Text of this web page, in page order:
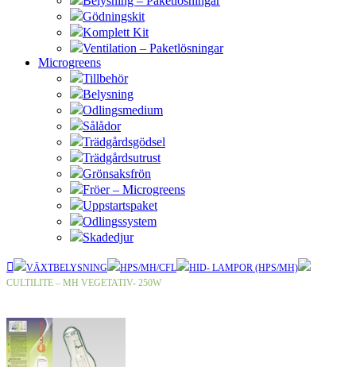
Gödningskit
Komplett Kit
Ventilation – Paketlösningar
Microgreens
Tillbehör
Belysning
Odlingsmedium
Sålådor
Trädgårdsgödsel
Trädgårdsutrust
Grönsaksfrön
Fröer – Microgreens
Uppstartspaket
Odlingssystem
Skadedjur
VÄXTBELYSNING HPS/MH/CFL
HID- LAMPOR (HPS/MH)
CULTILITE – MH VEGETATIV- 250W